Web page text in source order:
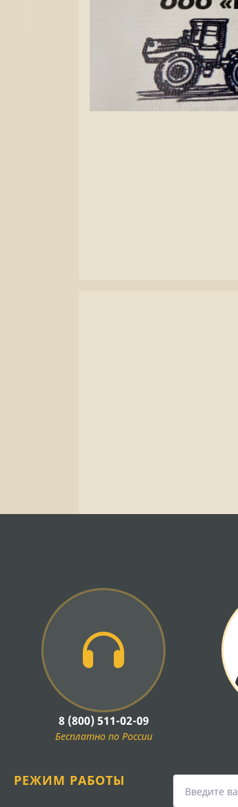
8 (800) 511-02-09
Бесплатно по России
РЕЖИМ РАБОТЫ